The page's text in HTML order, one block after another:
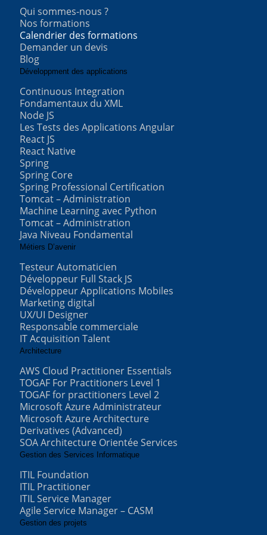
Qui sommes-nous ?
Nos formations
Calendrier des formations
Demander un devis
Blog
Développment des applications
Continuous Integration
Fondamentaux du XML
Node JS
Les Tests des Applications Angular
React JS
React Native
Spring
Spring Core
Spring Professional Certification
Tomcat – Administration
Machine Learning avec Python
Tomcat – Administration
Java Niveau Fondamental
Métiers D’avenir
Testeur Automaticien
Développeur Full Stack JS
Développeur Applications Mobiles
Marketing digital
UX/UI Designer
Responsable commerciale
IT Acquisition Talent
Architecture
AWS Cloud Practitioner Essentials
TOGAF For Practitioners Level 1
TOGAF for practitioners Level 2
Microsoft Azure Administrateur
Microsoft Azure Architecture
Derivatives (Advanced)
SOA Architecture Orientée Services
Gestion des Services Informatique
ITIL Foundation
ITIL Practitioner
ITIL Service Manager
Agile Service Manager – CASM
Gestion des projets